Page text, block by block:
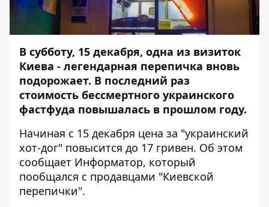
В субботу, 15 декабря, одна из визиток
Киева - легендарная перепичка вновь
подорожает. В последний раз
стоимость бессмертного украинского
фастфуда повышалась в прошлом году.
Начиная с 15 декабря цена за "украинский
хот-дог" повысится до 17 гривен. Об этом
сообщает Информатор, который
пообщался с продавцами "Киевской
перепички".